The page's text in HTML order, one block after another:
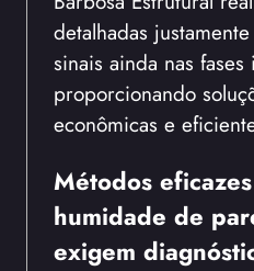
detalhadas
sinais ainda nas
proporcionando
econômicas e
Métodos
humidade de
exigem